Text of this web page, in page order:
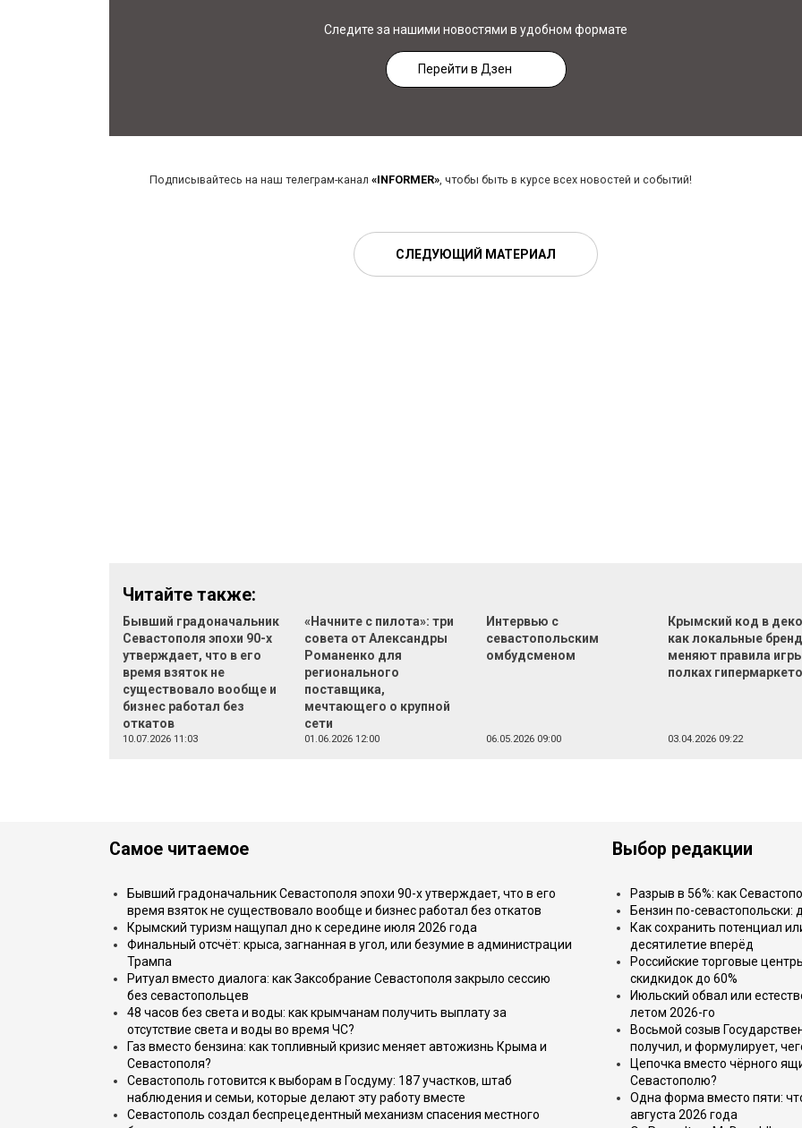
Следите за нашими новостями в удобном формате
Перейти в Дзен
Подписывайтесь на наш телеграм-канал «INFORMER», чтобы быть в курсе всех новостей и событий!
СЛЕДУЮЩИЙ МАТЕРИАЛ
Читайте также:
Бывший градоначальник
Севастополя эпохи 90-х
утверждает, что в его
время взяток не
существовало вообще и
бизнес работал без
откатов
10.07.2026 11:03
«Начните с пилота»: три
совета от Александры
Романенко для
регионального
поставщика,
мечтающего о крупной
сети
01.06.2026 12:00
Интервью с
севастопольским
омбудсменом
06.05.2026 09:00
Крымский код в
как локальные
меняют правила
полках
03.04.2026 09:22
Самое читаемое
Бывший градоначальник Севастополя эпохи 90-х утверждает, что в его
время взяток не существовало вообще и бизнес работал без откатов
Крымский туризм нащупал дно к середине июля 2026 года
Финальный отсчёт: крыса, загнанная в угол, или безумие в администрации
Трампа
Ритуал вместо диалога: как Заксобрание Севастополя закрыло сессию
без севастопольцев
48 часов без света и воды: как крымчанам получить выплату за
отсутствие света и воды во время ЧС?
Газ вместо бензина: как топливный кризис меняет автожизнь Крыма и
Севастополя?
Севастополь готовится к выборам в Госдуму: 187 участков, штаб
наблюдения и семьи, которые делают эту работу вместе
Севастополь создал беспрецедентный механизм спасения местного
Выбор редакции
Разрыв в 56%: как
Бензин по-севастопольски:
Как сохранить потенциал
десятилетие вперёд
Российские торговые
скидкидок до 60%
Июльский обвал или
летом 2026-го
Восьмой созыв
получил, и формулирует,
Цепочка вместо чёрного
Севастополю?
Одна форма вместо пяти:
августа 2026 года